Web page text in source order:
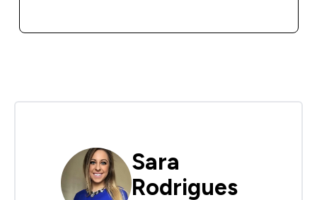
Sara
Rodrigues